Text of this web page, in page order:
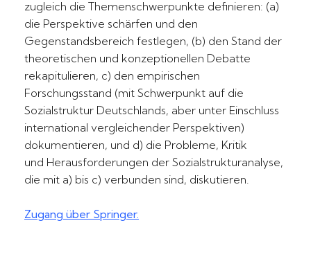
zugleich die Themenschwerpunkte definieren: (a)
die Perspektive schärfen und den
Gegenstandsbereich festlegen, (b) den Stand der
theoretischen und konzeptionellen Debatte
rekapitulieren, c) den empirischen
Forschungsstand (mit Schwerpunkt auf die
Sozialstruktur Deutschlands, aber unter Einschluss
international vergleichender Perspektiven)
dokumentieren, und d) die Probleme, Kritik
und Herausforderungen der Sozialstrukturanalyse,
die mit a) bis c) verbunden sind, diskutieren.
Zugang über Springer.